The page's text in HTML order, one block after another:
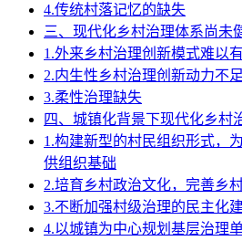
4.传统村落记忆的缺失
三、现代化乡村治理体系尚未
1.外来乡村治理创新模式难以
2.内生性乡村治理创新动力不足
3.柔性治理缺失
四、城镇化背景下现代化乡村
1.构建新型的村民组织形式，
供组织基础
2.培育乡村政治文化，完善乡
3.不断加强村级治理的民主化
4.以城镇为中心规划基层治理